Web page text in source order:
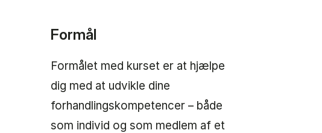
Formål
Formålet med kurset er at hjælpe
dig med at udvikle dine
forhandlingskompetencer – både
som individ og som medlem af et